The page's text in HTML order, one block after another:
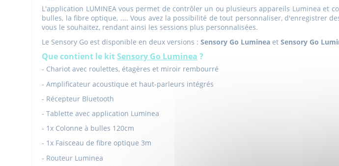
L'application LUMINEA vous permet de contrôler un ou plusieurs appareils Luminea et
bulles, la fibre optique, .... Vous avez la possibilité de tout personnaliser, d'enregistrer
vous le souhaitez, rendant ainsi les sessions plus personnalisées.
Le Sensory Go est disponible en deux versions :Sensory Go Luminea etSensory Go
Que contient le kitSensory Go Luminea ?
- Chariot avec roulettes, étagères et miroir rembourré
- Amplificateur acoustique et haut-parleurs intégrés
- Récepteur Bluetooth
- Tablette avec application Luminea
- 1x Colonne à bulles 120cm
- 1x Faisceau de fibre optique 3m
- Routeur Luminea